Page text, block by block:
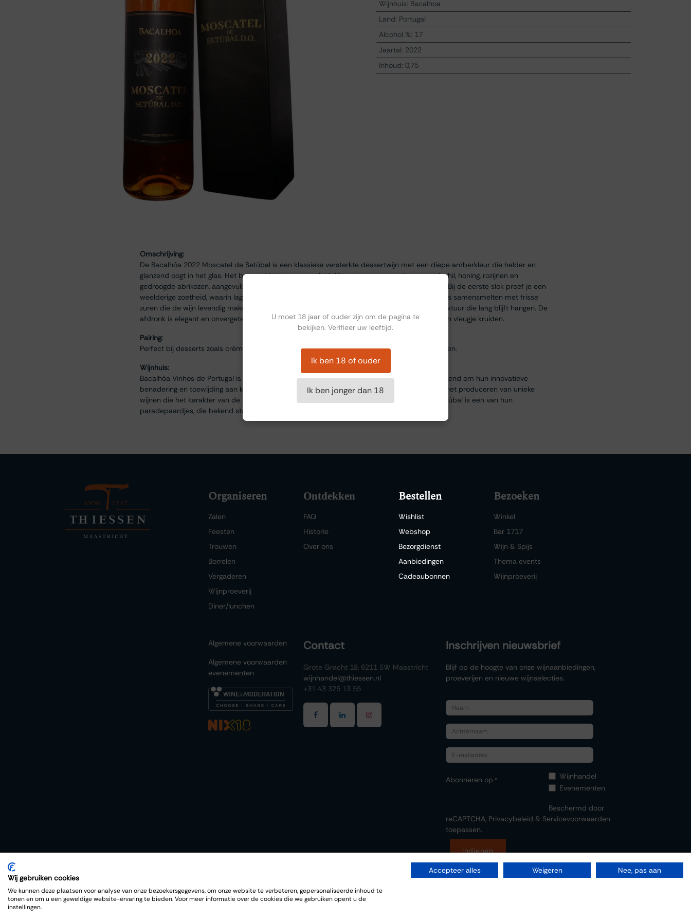
Wijnhuis: Bacalhoa
Land: Portugal
Alcohol %: 17
Jaartal: 2022
Inhoud: 0,75
Omschrijving:
De Bacalhôa 2022 Moscatel de Setúbal is een klassieke versterkte dessertwijn met een diepe amberkleur die helder en
glanzend oogt in het glas. Het bouquet is intens en verleidelijk, met geuren van sinaasappelschil, honing, rozijnen en
gedroogde abrikozen, aangevuld door florale tonen die een verfijnde complexiteit toevoegen. Bij de eerste slok proef je een
weelderige zoetheid, waarin lagen van gekonfijt fruit zoals abrikoos en sinaasappel harmonieus samensmelten met frisse
zuren die de wijn levendig maken. De structuur is rijk en mondvullend, met een zijdezachte textuur die lang blijft hangen. De
afdronk is elegant en onvergetelijk, met een warme nasmaak van sinaasappel, karamel en een vleugje kruiden.
Pairing:
Perfect bij desserts zoals crème brûlée, sinaasappelgebak, of een kaasplank met blauwe kazen.
Wijnhuis:
Bacalhôa Vinhos de Portugal is een van de meest gerenommeerde wijnhuizen in Portugal, bekend om hun innovatieve
benadering en toewijding aan kwaliteit. Gevestigd in de regio Setúbal, richt Bacalhôa zich op het produceren van unieke
wijnen die het karakter van de regio en haar rijke tradities weerspiegelen. De Moscatel de Setúbal is een van hun
paradepaardjes, die bekend staat om zijn uitzonderlijke complexiteit en balans.
Organiseren
Zalen
Feesten
Trouwen
Borrelen
Vergaderen
Wijnproeverij
Diner/lunchen
Ontdekken
FAQ
Historie
Over ons
Bestellen
Wishlist
Webshop
Bezorgdienst
Aanbiedingen
Cadeaubonnen
Bezoeken
Winkel
Bar 1717
Wijn & Spijs
Thema events
Wijnproeverij
Algemene voorwaarden
Algemene voorwaarden
evenementen
Contact
Grote Gracht 18, 6211 SW Maastricht
wijnhandel@thiessen.nl
+31 43 325 13 55
Inschrijven nieuwsbrief
Blijf op de hoogte van onze wijnaanbiedingen,
proeverijen en nieuwe wijnselecties.
Abonneren op *
Wijnhandel
Evenementen
Beschermd door
reCAPTCHA, Privacybeleid & Servicevoorwaarden
toepassen.
Indienen
U moet 18 jaar of ouder zijn om de pagina te
bekijken. Verifieer uw leeftijd.
Ik ben 18 of ouder
Ik ben jonger dan 18
Copyright © Thiessen Wijnkoopers
-
Wij gebruiken cookies
We kunnen deze plaatsen voor analyse van onze bezoekersgegevens, om onze website te verbeteren, gepersonaliseerde inhoud te
tonen en om u een geweldige website-ervaring te bieden. Voor meer informatie over de cookies die we gebruiken opent u de
instellingen.
Accepteer alles Weigeren Nee, pas aan